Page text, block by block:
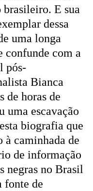
E sua
dessa
uma longa
confunde com a
pós-
Bianca
de horas de
uma escavação
biografia que
à caminhada de
de informação
negras no Brasil
fonte de